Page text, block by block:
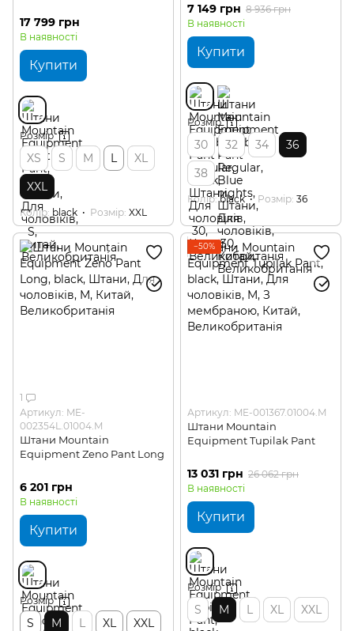
17 799 грн
В наявності
Купити
Розмір
XS S M L
XL
XXL
Колір black Розмір XXL
7 149 грн 8 936 грн
В наявності
Купити
Розмір
30 32 34
36
38
Колір black Розмір 36
1
Артикул: ME-
002354L.01004.M
Штани Mountain
Equipment Zeno Pant Long
6 201 грн
В наявності
Купити
Розмір
S M L XL XXL
−50%
Артикул: ME-001367.01004.M
Штани Mountain
Equipment Tupilak Pant
13 031 грн 26 062 грн
В наявності
Купити
Розмір
S M L XL XXL